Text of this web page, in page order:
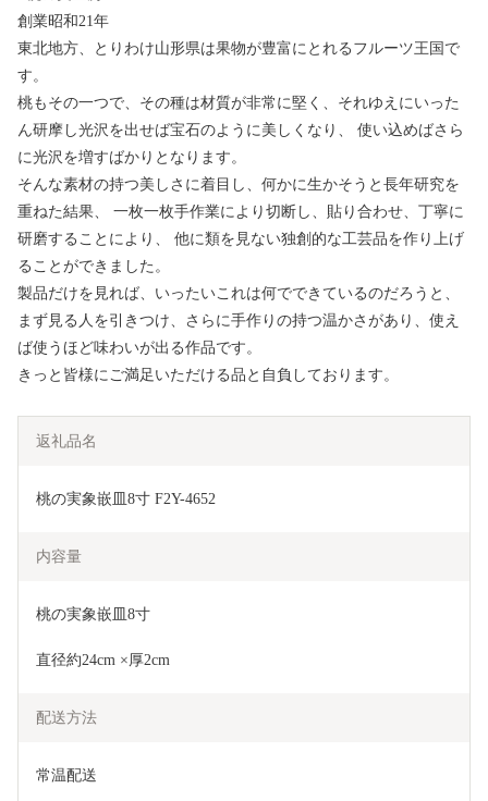
創業昭和21年
東北地方、とりわけ山形県は果物が豊富にとれるフルーツ王国で
す。
桃もその一つで、その種は材質が非常に堅く、それゆえにいった
ん研摩し光沢を出せば宝石のように美しくなり、 使い込めばさら
に光沢を増すばかりとなります。
そんな素材の持つ美しさに着目し、何かに生かそうと長年研究を
重ねた結果、 一枚一枚手作業により切断し、貼り合わせ、丁寧に
研磨することにより、 他に類を見ない独創的な工芸品を作り上げ
ることができました。
製品だけを見れば、いったいこれは何でできているのだろうと、
まず見る人を引きつけ、さらに手作りの持つ温かさがあり、使え
ば使うほど味わいが出る作品です。
きっと皆様にご満足いただける品と自負しております。
返礼品名
桃の実象嵌皿8寸 F2Y-4652
内容量
桃の実象嵌皿8寸
直径約24cm ×厚2cm
配送方法
常温配送